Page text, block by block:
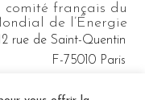
comité français du
de l’Énergie
12 rue de Saint-Quentin
F-75010 Paris
cfe@wec-france.org